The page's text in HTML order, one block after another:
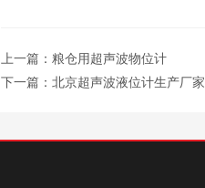
上一篇：粮仓用超声波物位计
下一篇：北京超声波液位计生产厂家